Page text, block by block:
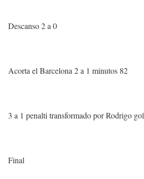
Descanso 2 a 0
Acorta el Barcelona 2 a 1 minutos 82
3 a 1 penalti transformado por Rodrigo gol
Final